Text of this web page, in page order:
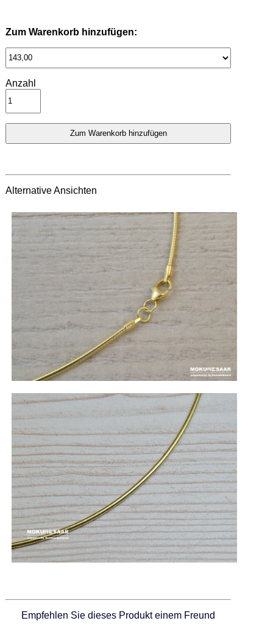
Zum Warenkorb hinzufügen:
Anzahl
Alternative Ansichten
Empfehlen Sie dieses Produkt einem Freund